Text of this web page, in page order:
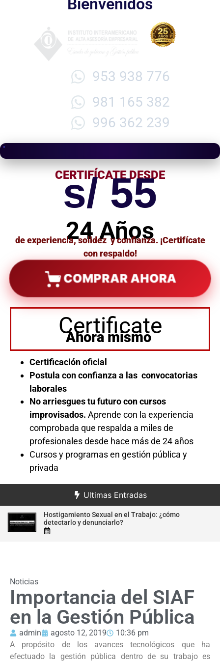
Bienvenidos
953 938 776
981 165 382
996 362 239
CERTIFÍCATE DESDE
s/ 55
24 Años
de experiencia, solidez y confianza. ¡Certifícate
con respaldo!
COMPRAR AHORA
Certificate
Ahora mismo
Certificación oficial
Postula con confianza a las convocatorias
laborales
No arriesgues tu futuro con cursos
improvisados. Aprende con la experiencia
comprobada que respalda a miles de
profesionales desde hace más de 24 años
Cursos y programas en gestión pública y
privada
Ultimas Entradas
Hostigamiento Sexual en el Trabajo: ¿cómo
detectarlo y denunciarlo?
Noticias
Importancia del SIAF
en la Gestión Pública
admin agosto 12, 2019
10:36 pm
A propósito de los avances tecnológicos que ha
efectuado la gestión pública dentro de su trabajo es